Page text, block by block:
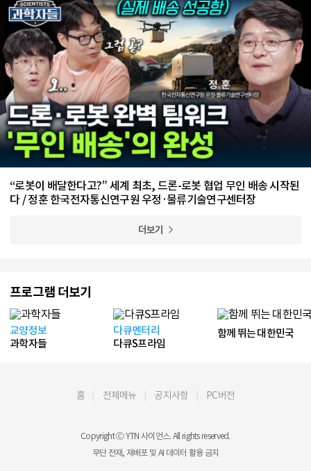
“로봇이 배달한다고?” 세계 최초, 드론-로봇 협업 무인 배송 시작된
다 / 정훈 한국전자통신연구원 우정·물류기술연구센터장
더보기
프로그램 더보기
교양정보
과학자들
다큐멘터리
다큐S프라임
함께 뛰는 대한민국
홈 전체메뉴 공지사항 PC버전
Copyright Ⓒ YTN 사이언스. All rights reserved.
무단 전재, 재배포 및 AI 데이터 활용 금지